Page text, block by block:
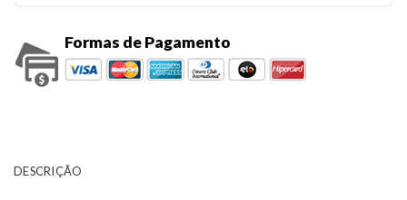
Formas de Pagamento
DESCRIÇÃO